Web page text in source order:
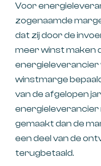
Voor
zogenaamde
dat zij door de
meer winst maken
energieleverancier
winstmarge
van de afgelopen
gemaakt dan de
een deel van de
terugbetaald.